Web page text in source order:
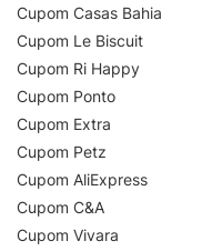
Cupom Casas Bahia
Cupom Le Biscuit
Cupom Ri Happy
Cupom Ponto
Cupom Extra
Cupom Petz
Cupom AliExpress
Cupom C&A
Cupom Vivara